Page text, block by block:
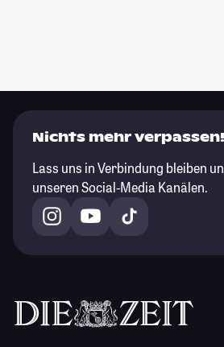
Nichts mehr verpassen!
Lass uns in Verbindung bleiben
unseren Social-Media Kanälen.